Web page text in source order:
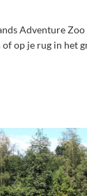
Adventure Zoo
op je rug in het